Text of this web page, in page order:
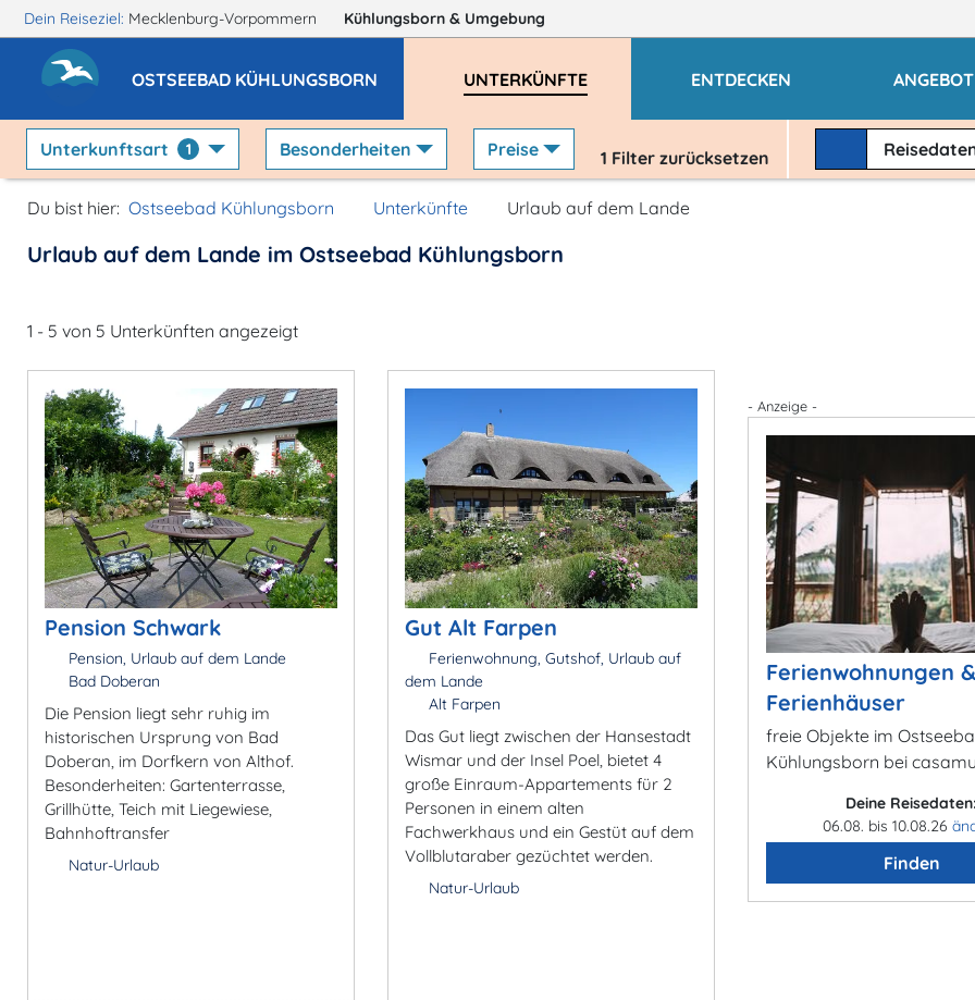
Dein Reiseziel: Mecklenburg-Vorpommern Kühlungsborn & Umgebung
OSTSEEBAD KÜHLUNGSBORN UNTERKÜNFTE ENTDECKEN
Unterkunftsart 1 Besonderheiten Preise 1 Filter zurücksetzen
Du bist hier: Ostseebad Kühlungsborn Unterkünfte Urlaub auf dem Lande
Urlaub auf dem Lande im Ostseebad Kühlungsborn
1 - 5 von 5 Unterkünften angezeigt
Pension Schwark
Pension, Urlaub auf dem Lande
Bad Doberan
Die Pension liegt sehr ruhig im
historischen Ursprung von Bad
Doberan, im Dorfkern von Althof.
Besonderheiten: Gartenterrasse,
Grillhütte, Teich mit Liegewiese,
Bahnhoftransfer
Natur-Urlaub
Gut Alt Farpen
Ferienwohnung, Gutshof, Urlaub auf
dem Lande
Alt Farpen
Das Gut liegt zwischen der Hansestadt
Wismar und der Insel Poel, bietet 4
große Einraum-Appartements für 2
Personen in einem alten
Fachwerkhaus und ein Gestüt auf dem
Vollblutaraber gezüchtet werden.
Natur-Urlaub
- Anzeige -
Ferienwohnungen &
Ferienhäuser
freie Objekte im
Kühlungsborn bei
Deine
06.08. bis 10.08.26
Finden